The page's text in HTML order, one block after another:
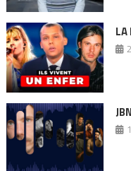
LA